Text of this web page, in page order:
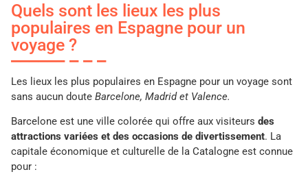
Quels sont les lieux les plus
populaires en Espagne pour un
voyage ?
Les lieux les plus populaires en Espagne pour un voyage sont
sans aucun doute Barcelone, Madrid et Valence.
Barcelone est une ville colorée qui offre aux visiteurs des
attractions variées et des occasions de divertissement. La
capitale économique et culturelle de la Catalogne est connue
pour :